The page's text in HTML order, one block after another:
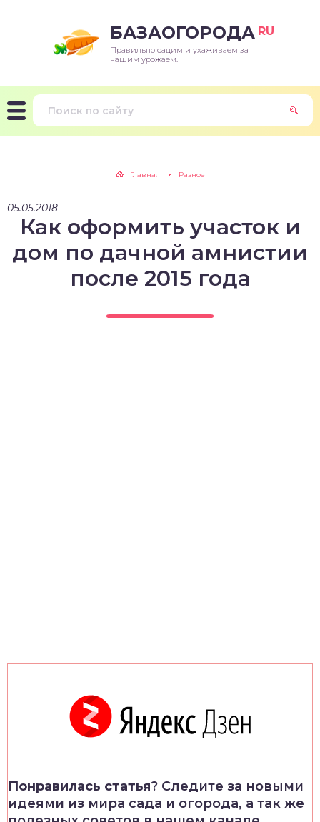
БАЗАОГОРОДА RU
Правильно садим и ухаживаем за
нашим урожаем.
Главная Разное
05.05.2018
Как оформить участок и
дом по дачной амнистии
после 2015 года
Понравилась статья? Следите за новыми
идеями из мира сада и огорода, а так же